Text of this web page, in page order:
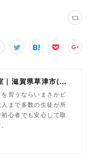
いまさかピアノ教室 | 滋賀県草津市(南草津)のピアノ教室
習うならいまさかピ
まで多数の生徒が所
心者でも安心して取